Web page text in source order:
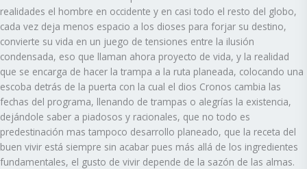
realidades el hombre en occidente y en casi todo el resto del globo,
cada vez deja menos espacio a los dioses para forjar su destino,
convierte su vida en un juego de tensiones entre la ilusión
condensada, eso que llaman ahora proyecto de vida, y la realidad
que se encarga de hacer la trampa a la ruta planeada, colocando una
escoba detrás de la puerta con la cual el dios Cronos cambia las
fechas del programa, llenando de trampas o alegrías la existencia,
dejándole saber a piadosos y racionales, que no todo es
predestinación mas tampoco desarrollo planeado, que la receta del
buen vivir está siempre sin acabar pues más allá de los ingredientes
fundamentales, el gusto de vivir depende de la sazón de las almas.